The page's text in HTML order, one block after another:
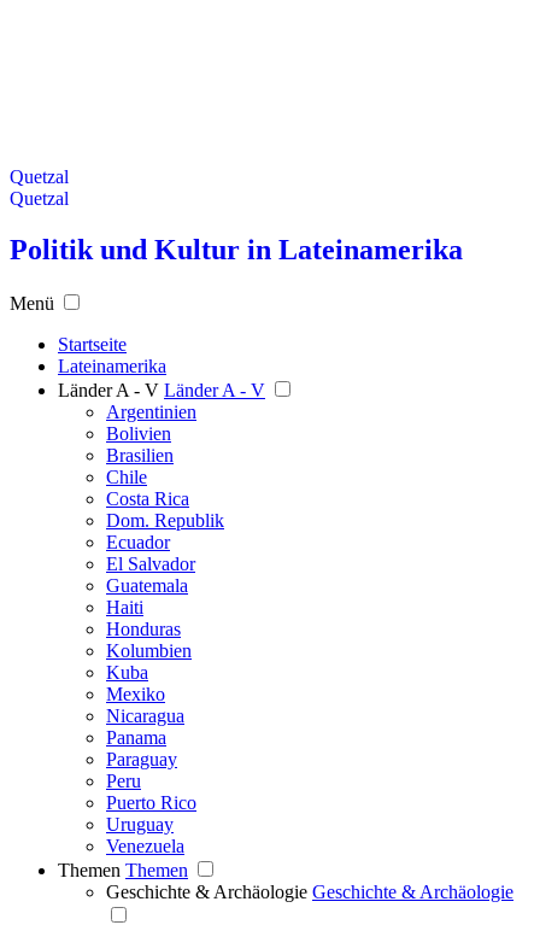
Quetzal
Quetzal
Politik und Kultur in Lateinamerika
Menü
Startseite
Lateinamerika
Länder A - V Länder A - V
Argentinien
Bolivien
Brasilien
Chile
Costa Rica
Dom. Republik
Ecuador
El Salvador
Guatemala
Haiti
Honduras
Kolumbien
Kuba
Mexiko
Nicaragua
Panama
Paraguay
Peru
Puerto Rico
Uruguay
Venezuela
Themen Themen
Geschichte & Archäologie Geschichte & Archäologie